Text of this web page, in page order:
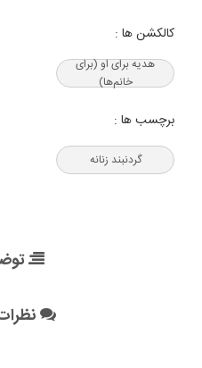
کالکشن ها :
هدیه‌ برای او (برای
خانم‌ها)
برچسب ها :
گردنبند زنانه